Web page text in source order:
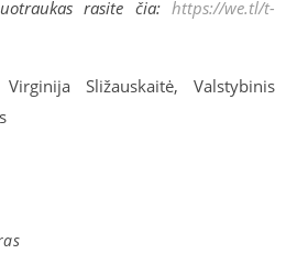
rasite čia:https://we.tl/t-
Sližauskaitė, Valstybinis